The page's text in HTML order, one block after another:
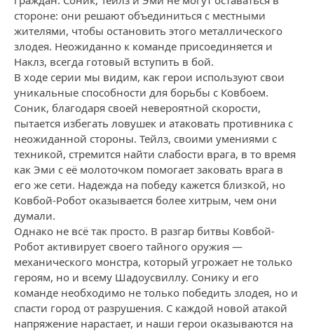
стороне: они решают объединиться с местными
жителями, чтобы остановить этого металлического
злодея. Неожиданно к команде присоединяется и
Наклз, всегда готовый вступить в бой.
В ходе серии мы видим, как герои используют свои
уникальные способности для борьбы с Ковбоем.
Соник, благодаря своей невероятной скорости,
пытается избегать ловушек и атаковать противника с
неожиданной стороны. Тейлз, своими умениями с
техникой, стремится найти слабости врага, в то время
как Эми с её молоточком помогает заковать врага в
его же сети. Надежда на победу кажется близкой, но
Ковбой-Робот оказывается более хитрым, чем они
думали.
Однако не всё так просто. В разгар битвы Ковбой-
Робот активирует своего тайного оружия —
механического монстра, который угрожает не только
героям, но и всему Шадоусвиллу. Сонику и его
команде необходимо не только победить злодея, но и
спасти город от разрушения. С каждой новой атакой
напряжение нарастает, и наши герои оказываются на